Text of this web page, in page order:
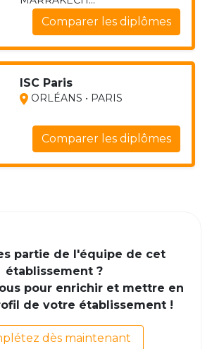
Comparer les diplômes
ISC Paris
ORLÉANS • PARIS
Comparer les diplômes
partie de l'équipe de cet
établissement ?
pour enrichir et mettre en
de votre établissement !
dès maintenant